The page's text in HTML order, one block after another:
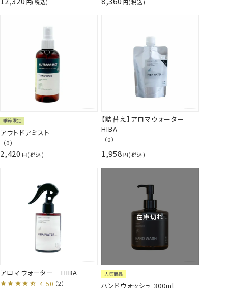
税込 税込
季節限定
アウトドアミスト
（0）
2,420 税込
【詰替え】アロマウォーター
HIBA
（0）
1,958 税込
アロマウォーター HIBA
4.50 （2）
在庫切れ
人気商品
ハンドウォッシュ 300ml